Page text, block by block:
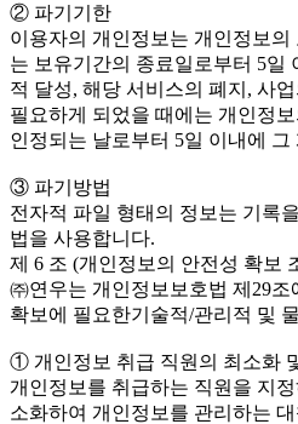
② 파기기한
이용자의 개인정보는 개인정보의
는 보유기간의 종료일로부터 5일
적 달성, 해당 서비스의 폐지, 사
필요하게 되었을 때에는 개인정
인정되는 날로부터 5일 이내에
③ 파기방법
전자적 파일 형태의 정보는 기록
법을 사용합니다.
제 6 조 (개인정보의 안전성 확보
㈜연우는 개인정보보호법 제29
확보에 필요한기술적/관리적 및
① 개인정보 취급 직원의 최소화
개인정보를 취급하는 직원을 지
소화하여 개인정보를 관리하는